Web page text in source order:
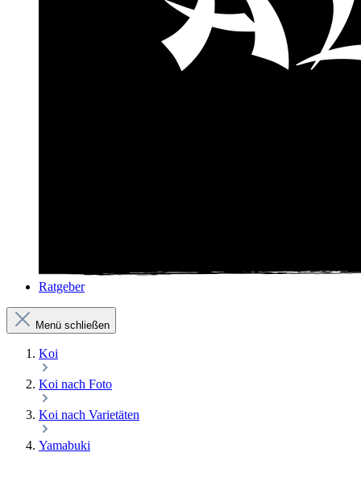
Ratgeber
Menü schließen
Koi
Koi nach Foto
Koi nach Varietäten
Yamabuki